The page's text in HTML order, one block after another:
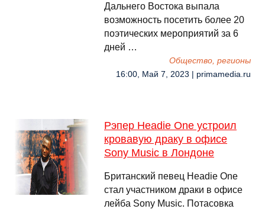
Дальнего Востока выпала
возможность посетить более 20
поэтических мероприятий за 6
дней …
Общество, регионы
16:00, Май 7, 2023 | primamedia.ru
Рэпер Headie One устроил
кровавую драку в офисе
Sony Music в Лондоне
Британский певец Headie One
стал участником драки в офисе
лейба Sony Music. Потасовка